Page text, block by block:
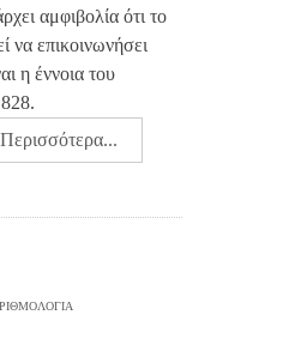
αμφιβολία ότι το
να επικοινωνήσει
η έννοια του